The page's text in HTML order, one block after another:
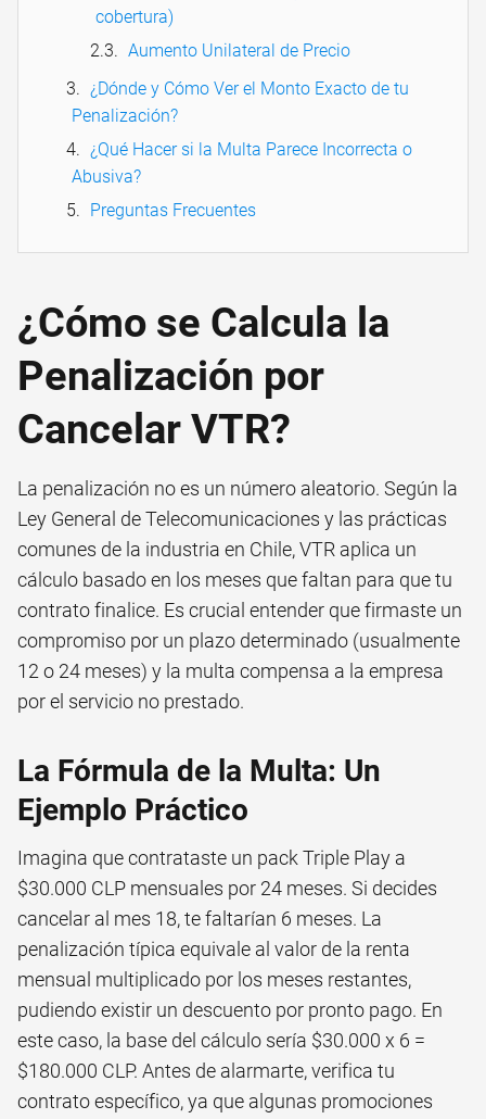
cobertura)
Aumento Unilateral de Precio
¿Dónde y Cómo Ver el Monto Exacto de tu
Penalización?
¿Qué Hacer si la Multa Parece Incorrecta o
Abusiva?
Preguntas Frecuentes
¿Cómo se Calcula la
Penalización por
Cancelar VTR?
La penalización no es un número aleatorio. Según la
Ley General de Telecomunicaciones y las prácticas
comunes de la industria en Chile, VTR aplica un
cálculo basado en los meses que faltan para que tu
contrato finalice. Es crucial entender que firmaste un
compromiso por un plazo determinado (usualmente
12 o 24 meses) y la multa compensa a la empresa
por el servicio no prestado.
La Fórmula de la Multa: Un
Ejemplo Práctico
Imagina que contrataste un pack Triple Play a
$30.000 CLP mensuales por 24 meses. Si decides
cancelar al mes 18, te faltarían 6 meses. La
penalización típica equivale al valor de la renta
mensual multiplicado por los meses restantes,
pudiendo existir un descuento por pronto pago. En
este caso, la base del cálculo sería $30.000 x 6 =
$180.000 CLP. Antes de alarmarte, verifica tu
contrato específico, ya que algunas promociones